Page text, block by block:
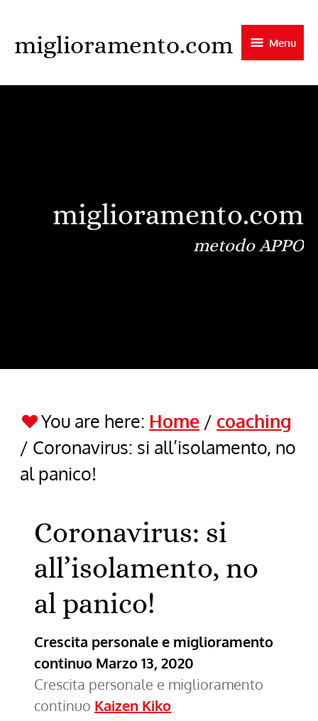
to
content
miglioramento.com Menu
miglioramento.com
metodo APPO
You are here: Home / coaching
/ Coronavirus: si all’isolamento, no
al panico!
Coronavirus: si
all’isolamento, no
al panico!
Crescita personale e miglioramento
continuo Marzo 13, 2020
Crescita personale e miglioramento
continuo Kaizen Kiko